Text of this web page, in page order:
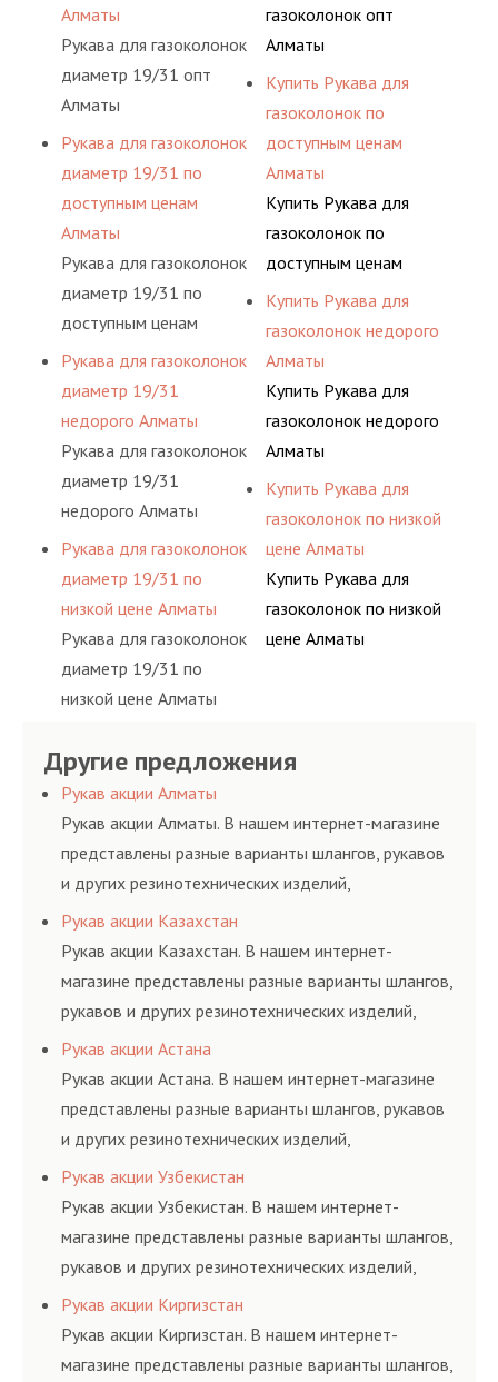
Алматы
Рукава для газоколонок
диаметр 19/31 опт
Алматы
Рукава для газоколонок
диаметр 19/31 по
доступным ценам
Алматы
Рукава для газоколонок
диаметр 19/31 по
доступным ценам
Алматы
Рукава для газоколонок
диаметр 19/31
недорого Алматы
Рукава для газоколонок
диаметр 19/31
недорого Алматы
Рукава для газоколонок
диаметр 19/31 по
низкой цене Алматы
Рукава для газоколонок
диаметр 19/31 по
низкой цене Алматы
газоколонок опт
Алматы
Купить Рукава для
газоколонок по
доступным ценам
Алматы
Купить Рукава для
газоколонок по
доступным ценам
Алматы
Купить Рукава для
газоколонок недорого
Алматы
Купить Рукава для
газоколонок недорого
Алматы
Купить Рукава для
газоколонок по низкой
цене Алматы
Купить Рукава для
газоколонок по низкой
цене Алматы
Другие предложения
Рукав акции Алматы
Рукав акции Алматы. В нашем интернет-магазине
представлены разные варианты шлангов, рукавов
и других резинотехнических изделий,
соответствующих ГОСТам, техническим условиям
и нормативам.
Рукав акции Казахстан
Рукав акции Казахстан. В нашем интернет-
магазине представлены разные варианты шлангов,
рукавов и других резинотехнических изделий,
соответствующих ГОСТам, техническим условиям
и нормативам.
Рукав акции Астана
Рукав акции Астана. В нашем интернет-магазине
представлены разные варианты шлангов, рукавов
и других резинотехнических изделий,
соответствующих ГОСТам, техническим условиям
и нормативам.
Рукав акции Узбекистан
Рукав акции Узбекистан. В нашем интернет-
магазине представлены разные варианты шлангов,
рукавов и других резинотехнических изделий,
соответствующих ГОСТам, техническим условиям
и нормативам.
Рукав акции Киргизстан
Рукав акции Киргизстан. В нашем интернет-
магазине представлены разные варианты шлангов,